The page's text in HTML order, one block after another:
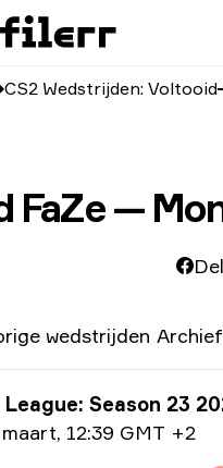
CS2 Wedstrijden: Voltooid
FaZe —
wedstrijden Archief
League: Season 23
, 12:39 GMT +2